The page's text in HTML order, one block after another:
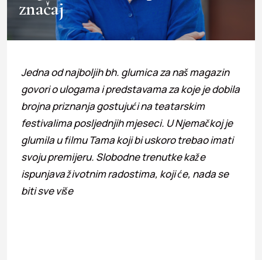
značaj
Jedna od najboljih bh. glumica za naš magazin
govori o ulogama i predstavama za koje je dobila
brojna priznanja gostujući na teatarskim
festivalima posljednjih mjeseci. U Njemačkoj je
glumila u filmu Tama koji bi uskoro trebao imati
svoju premijeru. Slobodne trenutke kaže
ispunjava životnim radostima, koji će, nada se
biti sve više